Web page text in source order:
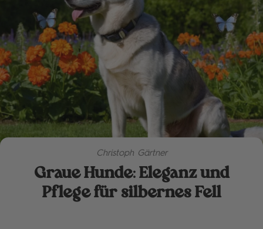
Christoph Gärtner
Graue Hunde: Eleganz und
Pflege für silbernes Fell